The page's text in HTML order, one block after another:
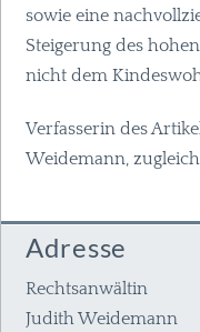
sowie eine
Steigerung des
nicht dem
Verfasserin des
Weidemann,
Adresse
Rechtsanwältin
Judith Weidemann